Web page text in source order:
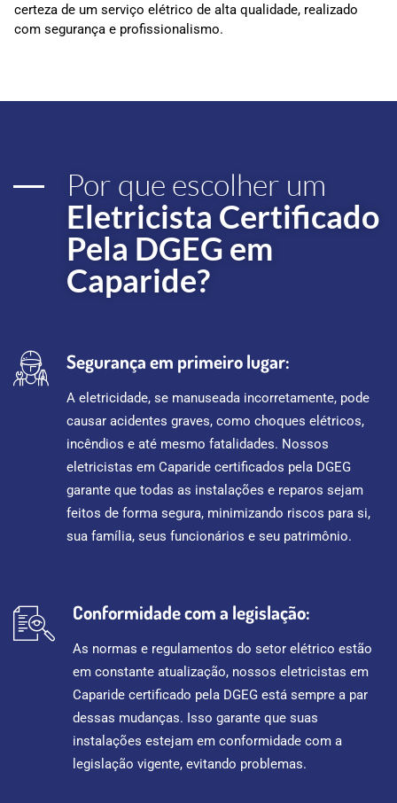
certeza de um serviço elétrico de alta qualidade, realizado
com segurança e profissionalismo.
Por que escolher um
Eletricista Certificado
Pela DGEG em
Caparide?
Segurança em primeiro lugar:
A eletricidade, se manuseada incorretamente, pode
causar acidentes graves, como choques elétricos,
incêndios e até mesmo fatalidades. Nossos
eletricistas em Caparide certificados pela DGEG
garante que todas as instalações e reparos sejam
feitos de forma segura, minimizando riscos para si,
sua família, seus funcionários e seu patrimônio.
Conformidade com a legislação:
As normas e regulamentos do setor elétrico estão
em constante atualização, nossos eletricistas em
Caparide certificado pela DGEG está sempre a par
dessas mudanças. Isso garante que suas
instalações estejam em conformidade com a
legislação vigente, evitando problemas.